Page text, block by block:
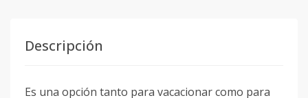
Descripción
Es una opción tanto para vacacionar como para